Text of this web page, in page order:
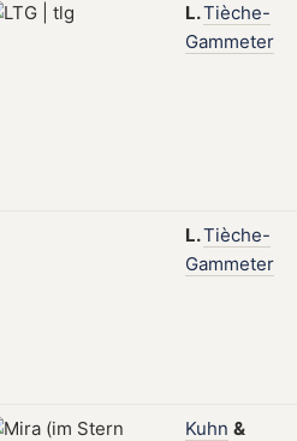
L.Tièche-
Gammeter
L.Tièche-
Gammeter
Kuhn &